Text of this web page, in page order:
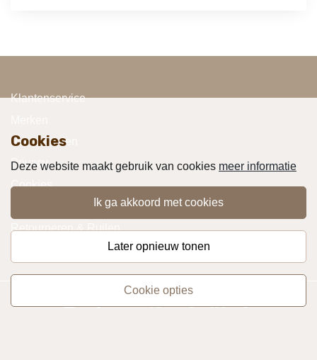
Klantenservice
Voorwaarden
Privacy
Cookies
Retourneren & Ruilen
Cookies
Deze website maakt gebruik van cookies meer informatie
ik ga akkoord met cookies
later opnieuw tonen
cookie opties